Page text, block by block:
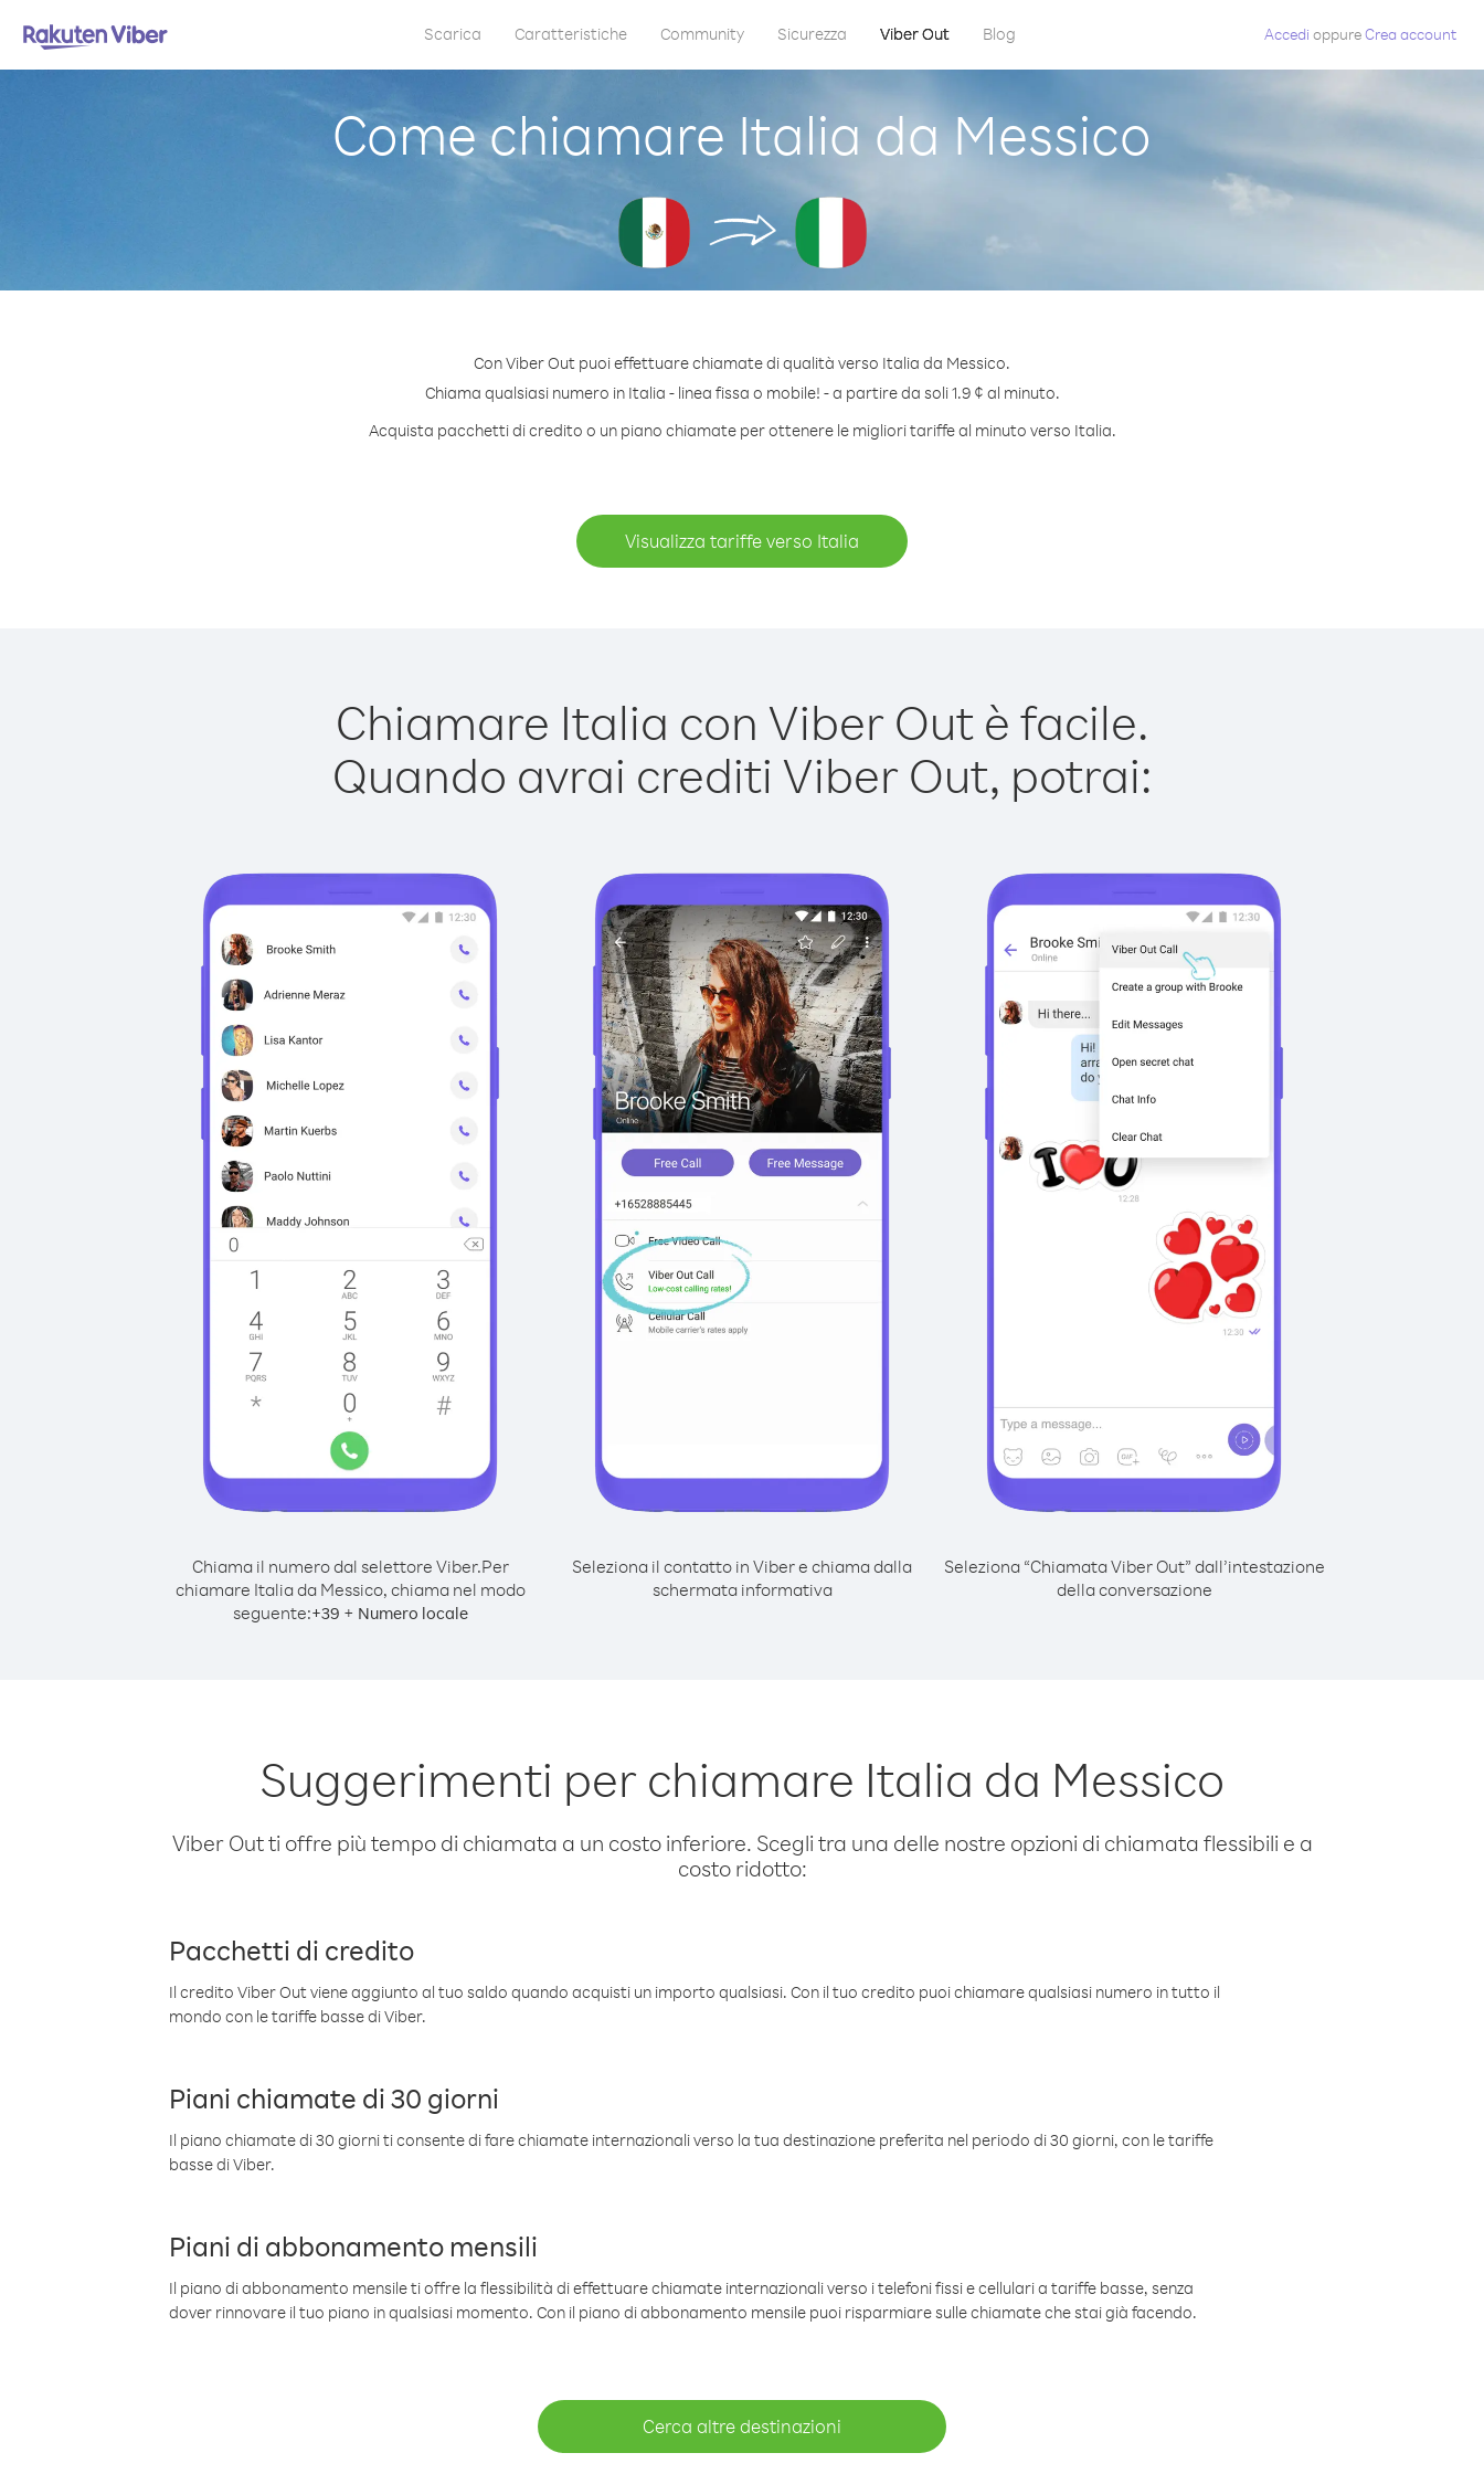
Scarica Caratteristiche Community Sicurezza Viber Out Blog Accedi oppureCrea account
Come chiamare Italia da Messico
Con Viber Out puoi effettuare chiamate di qualità verso Italia da Messico.
Chiama qualsiasi numero in Italia - linea fissa o mobile! - a partire da soli 1.9 ¢ al minuto.
Acquista pacchetti di credito o un piano chiamate per ottenere le migliori tariffe al minuto verso Italia.
Visualizza tariffe verso Italia
Chiamare Italia con Viber Out è facile.
Quando avrai crediti Viber Out, potrai:
Chiama il numero dal selettore Viber.Per
chiamare Italia da Messico, chiama nel modo
seguente:+39 + Numero locale
Seleziona il contatto in Viber e chiama dalla
schermata informativa
Seleziona “Chiamata Viber Out” dall’intestazione
della conversazione
Suggerimenti per chiamare Italia da Messico
Viber Out ti offre più tempo di chiamata a un costo inferiore. Scegli tra una delle nostre opzioni di chiamata flessibili e a
costo ridotto:
Pacchetti di credito
Il credito Viber Out viene aggiunto al tuo saldo quando acquisti un importo qualsiasi. Con il tuo credito puoi chiamare qualsiasi numero in tutto il
mondo con le tariffe basse di Viber.
Piani chiamate di 30 giorni
Il piano chiamate di 30 giorni ti consente di fare chiamate internazionali verso la tua destinazione preferita nel periodo di 30 giorni, con le tariffe
basse di Viber.
Piani di abbonamento mensili
Il piano di abbonamento mensile ti offre la flessibilità di effettuare chiamate internazionali verso i telefoni fissi e cellulari a tariffe basse, senza
dover rinnovare il tuo piano in qualsiasi momento. Con il piano di abbonamento mensile puoi risparmiare sulle chiamate che stai già facendo.
Cerca altre destinazioni